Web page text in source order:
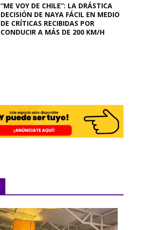
“ME VOY DE CHILE”: LA DRÁSTICA
DECISIÓN DE NAYA FÁCIL EN MEDIO
DE CRÍTICAS RECIBIDAS POR
CONDUCIR A MÁS DE 200 KM/H